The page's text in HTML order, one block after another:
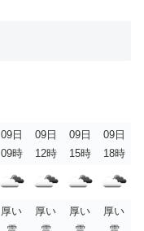
09日
09時
09日
12時
09日
15時
09日
18時
厚い
厚い
厚い
厚い